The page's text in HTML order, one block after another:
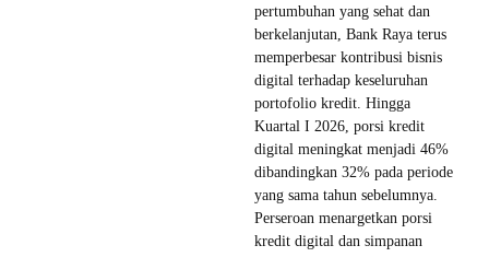
pertumbuhan yang sehat dan
berkelanjutan, Bank Raya terus
memperbesar kontribusi bisnis
digital terhadap keseluruhan
portofolio kredit. Hingga
Kuartal I 2026, porsi kredit
digital meningkat menjadi 46%
dibandingkan 32% pada periode
yang sama tahun sebelumnya.
Perseroan menargetkan porsi
kredit digital dan simpanan